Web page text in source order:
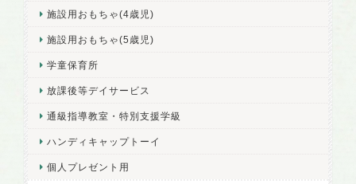
施設用おもちゃ(4歳児)
施設用おもちゃ(5歳児)
学童保育所
放課後等デイサービス
通級指導教室・特別支援学級
ハンディキャップトーイ
個人プレゼント用